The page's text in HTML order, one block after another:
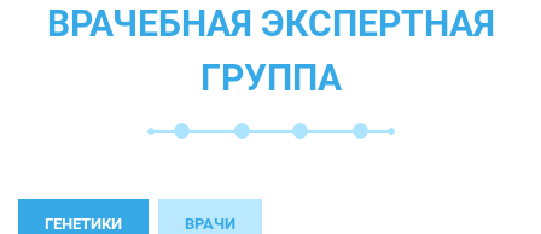
ВРАЧЕБНАЯ ЭКСПЕРТНАЯ
ГРУППА
ГЕНЕТИКИ ВРАЧИ